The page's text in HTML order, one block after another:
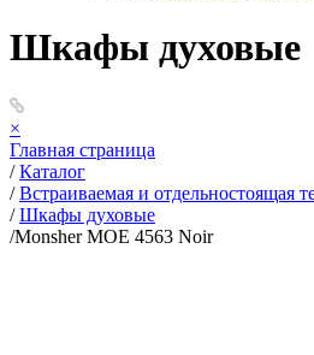
Шкафы духовые
×
Главная страница
/ Каталог
/ Встраиваемая и отдельностоящая
/ Шкафы духовые
/Monsher MOE 4563 Noir